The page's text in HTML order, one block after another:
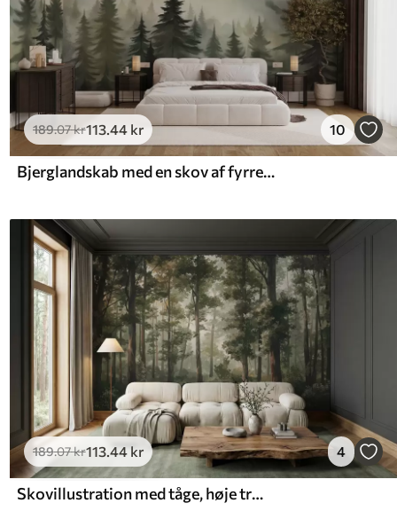
189.07kr113.44 kr 10
Bjerglandskab med en skov af fyrretræer og lagdelte bjerge ved daggry med let tåge akvarelimitationskunst
189.07kr113.44kr 4
Skovillustration med tåge, høje træer og en sti